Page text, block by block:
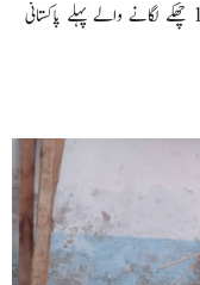
صاحبزادہ فرحان ایک سال میں ٹی ٹوئنٹی کرکٹ میں 100 چھکے لگانے والے پہلے پاکستانی